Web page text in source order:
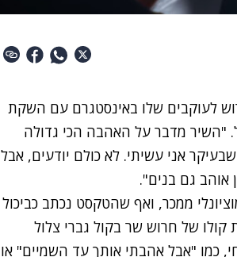
לעוקבים שלו באינסטגרם עם השקת
"השיר מדבר על האהבה הכי גדולה
אני עשיתי. לא כולם יודעים, אבל
אוהב גם בנים".
ים-תיכוני אמוציונלי ממכר, ואף שהטקסט נכתב כביכול
של חרוש שר בקול גברי צלול
כמו "אבל אהבתי אותךָ עד השמיים" או